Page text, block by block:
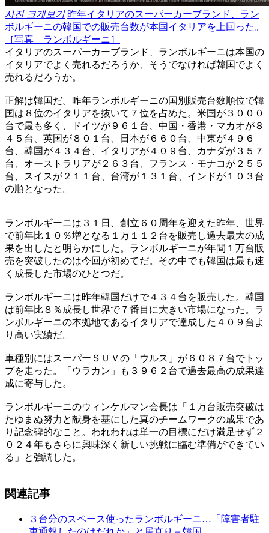
사진 크게보기 昨年イタリアのスーパーカーブランド、ラン
ボルギーニの韓国での販売台数が本国イタリアを上回った。
［写真 ランボルギーニ］
イタリアのスーパーカーブランド、ランボルギーニは本国の
イタリアでよく売れるだろうか、そうでなければ韓国でよく
売れるだろうか。
正解は韓国だ。昨年ランボルギーニの国別販売台数順位で韓
国は８位のイタリアを抜いて７位を占めた。米国が３０００
台で最も多く、ドイツが９６１台、中国・香港・マカオが８
４５台、英国が８０１台、日本が６６０台、中東が４９６
台、韓国が４３４台、イタリアが４０９台、カナダが３５７
台、オーストラリアが２６３台、フランス・モナコが２５５
台、スイスが２１１台、台湾が１３１台、インドが１０３台
の順となった。
ランボルギーニは３１日、創立６０周年を迎えた昨年、世界
で前年比１０％増となる１万１１２台を販売し過去最大の成
果を出したと明らかにした。ランボルギーニが年間１万台販
売を突破したのは今回が初めてだ。その中でも韓国は最も速
く成長した市場のひとつだ。
ランボルギーニは昨年韓国だけで４３４台を販売した。韓国
は前年比８％成長し世界で７番目に大きい市場になった。ラ
ンボルギーニの本拠地であるイタリアで達成した４０９台よ
り高い実績だ。
車種別にはスーパーＳＵＶの「ウルス」が６０８７台でトッ
プを走った。「ウラカン」も３９６２台で過去最高の成果達
成に寄与した。
ランボルギーニのウィンケルマン会長は「１万台販売突破は
たゆまぬ努力と献身を基にした真のチームワークの成果であ
り記念碑的なこと。われわれは単一の目標にだけ満足せず２
０２４年もさらに興味深く新しい挑戦に臨む準備ができてい
る」と強調した。
関連記事
３台分のスペース使ったランボルギーニ…「障害者駐